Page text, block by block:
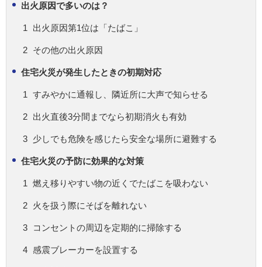
出火原因で多いのは？
出火原因第1位は「たばこ」
その他の出火原因
住宅火災が発生したときの初期対応
すみやかに通報し、隣近所に大声で知らせる
出火直後3分間までなら初期消火も有効
少しでも危険を感じたら安全な場所に避難する
住宅火災の予防に効果的な対策
燃え移りやすい物の近くでたばこを吸わない
火を扱う際にそばを離れない
コンセントの周辺を定期的に掃除する
感震ブレーカーを設置する